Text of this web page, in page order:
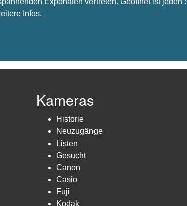
Infos.
Kameras
Historie
Neuzugänge
Listen
Gesucht
Canon
Casio
Fuji
Kodak